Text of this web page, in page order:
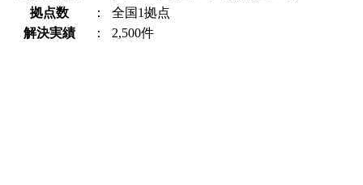
拠点数
：
全国1拠点
解決実績
： 2,500件